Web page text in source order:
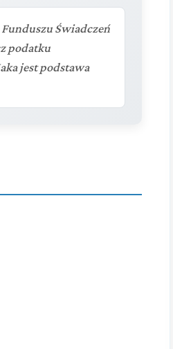
Świadczeń
podatku
jest podstawa